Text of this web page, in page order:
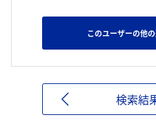
このユーザーの他
検索結